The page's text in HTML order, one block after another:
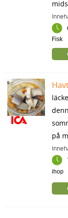
Fisk
på
ihop